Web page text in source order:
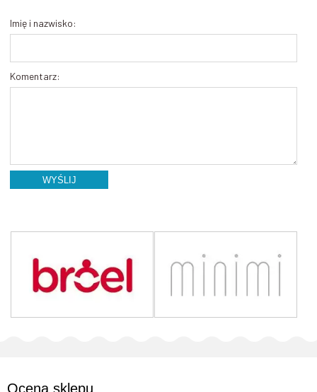
Imię i nazwisko:
Komentarz:
WYŚLIJ
Ocena sklepu